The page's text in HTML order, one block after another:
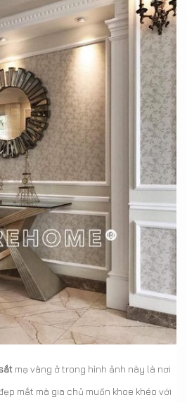
mạ vàng ở trong hình ảnh này là nơi
mắt mà gia chủ muốn khoe khéo với